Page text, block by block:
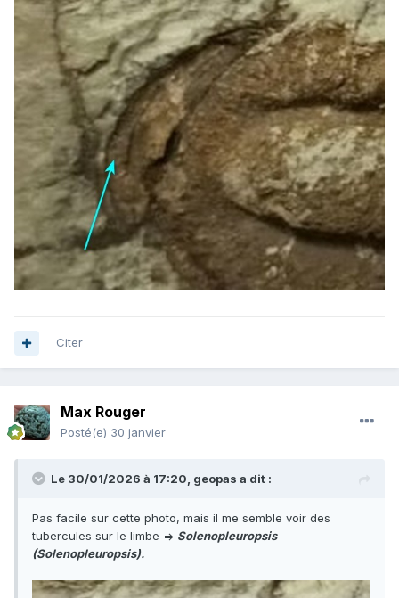
Citer
Max Rouger
Posté(e) 30 janvier
Le 30/01/2026 à 17:20, geopas a dit :
Pas facile sur cette photo, mais il me semble voir des
tubercules sur le limbe => Solenopleuropsis
(Solenopleuropsis).